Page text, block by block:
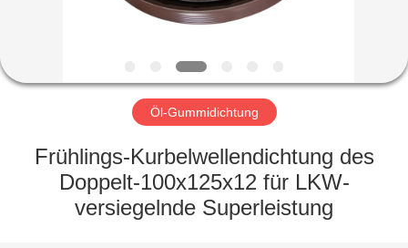
FABRIK-
QUALITÄTSKONTROLLE
Öl-Gummidichtung
Frühlings-Kurbelwellendichtung des
Doppelt-100x125x12 für LKW-
versiegelnde Superleistung